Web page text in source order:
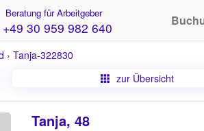
Beratung für Arbeitgeber
+49 30 959 982 640
› Tanja-322830
zur Übersicht
Tanja, 48